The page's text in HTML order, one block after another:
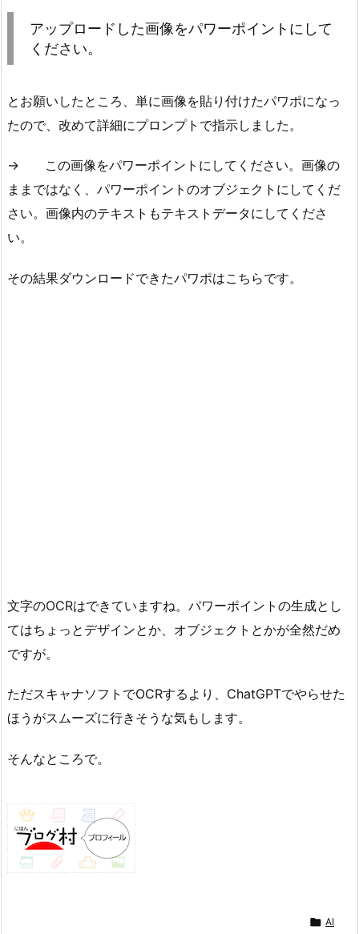
アップロードした画像をパワーポイントにして
ください。
とお願いしたところ、単に画像を貼り付けたパワポになっ
たので、改めて詳細にプロンプトで指示しました。
→ この画像をパワーポイントにしてください。画像の
ままではなく、パワーポイントのオブジェクトにしてくだ
さい。画像内のテキストもテキストデータにしてくださ
い。
その結果ダウンロードできたパワポはこちらです。
文字のOCRはできていますね。パワーポイントの生成とし
てはちょっとデザインとか、オブジェクトとかが全然だめ
ですが。
ただスキャナソフトでOCRするより、ChatGPTでやらせた
ほうがスムーズに行きそうな気もします。
そんなところで。
 AI